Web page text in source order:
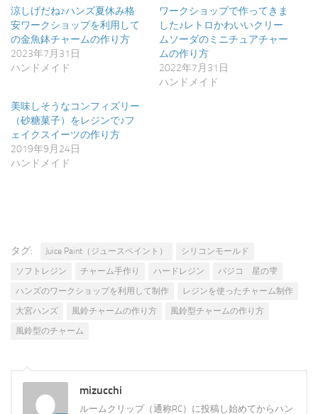
ウ
ィ
ン
ド
ウ
で
開
き
て
く
だ
さ
(新
ン
ド
ウ
で
開
き
ま
涼しげだね♪ハンズ夏休み格
安ワークショップを利用して
の金魚鉢チャームの作り方
2023年7月31日
ハンドメイド
ワークショップで作ってきま
した♪レトロかわいいクリー
ムソーダのミニチュアチャー
ムの作り方
2022年7月31日
ハンドメイド
美味しそうなコンフィズリー
（砂糖菓子）をレジンで♪フ
ェイクスイーツの作り方
2019年9月24日
ハンドメイド
タグ: Juice Paint（ジュースペイント）
シリコンモールド
ソフトレジン
チャーム手作り ハードレジン
パジコ 星の雫
ハンズのワークショップを利用して制作
レジンを使ったチャーム制作
大宮ハンズ
風鈴チャームの作り方
風鈴型チャームの作り方
風鈴型のチャーム
mizucchi
ルームクリップ（通称RC）に投稿し始めてからハン